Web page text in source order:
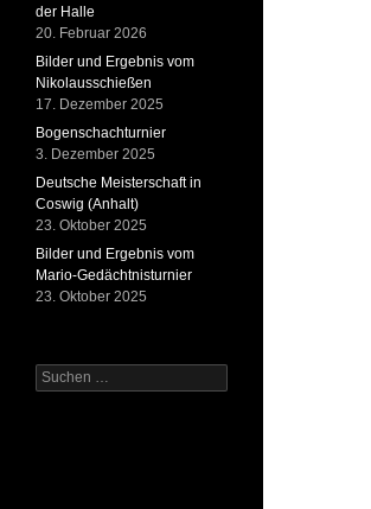
der Halle
20. Februar 2026
Bilder und Ergebnis vom
Nikolausschießen
17. Dezember 2025
Bogenschachturnier
3. Dezember 2025
Deutsche Meisterschaft in
Coswig (Anhalt)
23. Oktober 2025
Bilder und Ergebnis vom
Mario-Gedächtnisturnier
23. Oktober 2025
Suchen
nach: